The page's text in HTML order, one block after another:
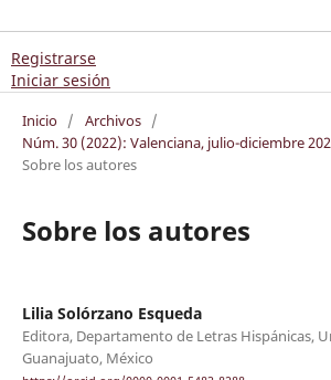
Registrarse
Iniciar sesión
Inicio / Archivos /
Núm. 30 (2022): Valenciana, julio-diciembre
Sobre los autores
Sobre los autores
Lilia Solórzano Esqueda
Editora, Departamento de Letras Hispánicas,
Guanajuato, México